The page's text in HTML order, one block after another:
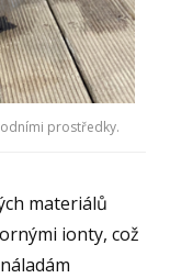
prostředky.
materiálů
ionty, což